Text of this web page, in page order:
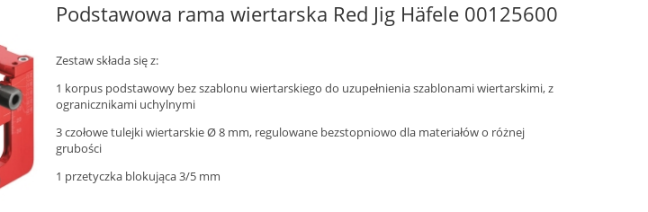
Podstawowa rama wiertarska Red Jig Häfele 00125600
Zestaw składa się z:
1 korpus podstawowy bez szablonu wiertarskiego do uzupełnienia szablonami wiertarskimi, z
ogranicznikami uchylnymi
3 czołowe tulejki wiertarskie Ø 8 mm, regulowane bezstopniowo dla materiałów o różnej
grubości
1 przetyczka blokująca 3/5 mm